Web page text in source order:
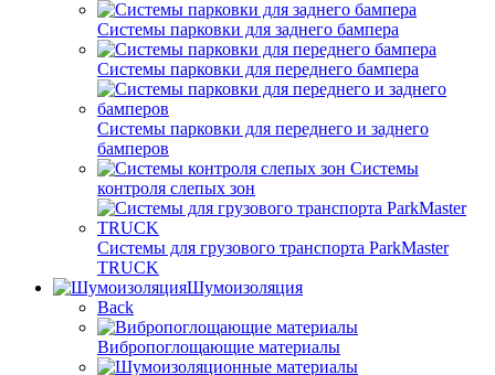
Системы парковки для заднего бампера
Системы парковки для переднего бампера
Системы парковки для переднего и заднего
бамперов
Системы
контроля слепых зон
Системы для грузового транспорта ParkMaster
TRUCK
Шумоизоляция
Back
Вибропоглощающие материалы